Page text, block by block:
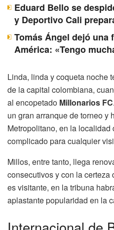
Eduard Bello se
y Deportivo Cali
Tomás Ángel dejó una
América: «Tengo
Linda, linda y coqueta noche
de la capital colombiana,
al encopetado Millonarios FC
un gran arranque de torneo y
Metropolitano, en la localidad
complicado para cualquier
Millos, entre tanto, llega
consecutivos y con la
es visitante, en la tribuna
aplastante popularidad en la